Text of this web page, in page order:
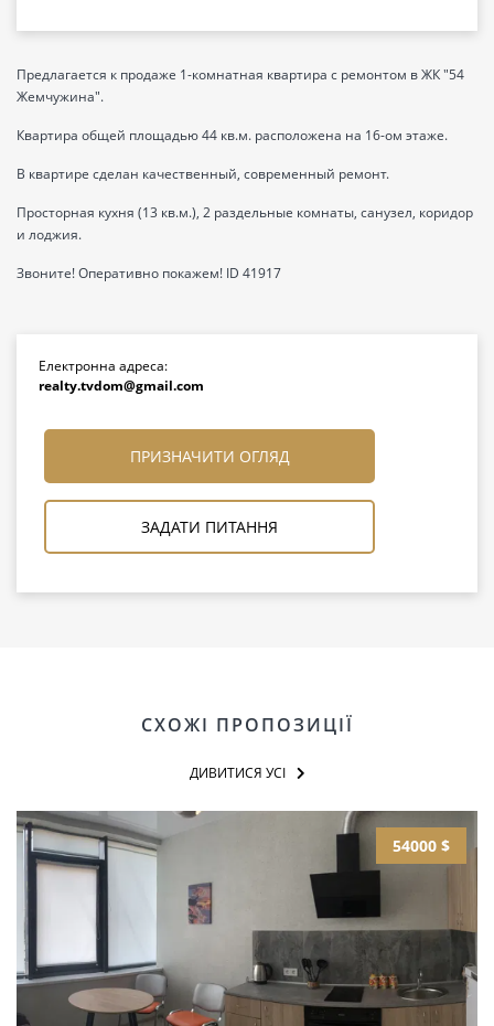
Предлагается к продаже 1-комнатная квартира с ремонтом в ЖК "54
Жемчужина".
Квартира общей площадью 44 кв.м. расположена на 16-ом этаже.
В квартире сделан качественный, современный ремонт.
Просторная кухня (13 кв.м.), 2 раздельные комнаты, санузел, коридор
и лоджия.
Звоните! Оперативно покажем! ID 41917
Електронна адреса:
realty.tvdom@gmail.com
ПРИЗНАЧИТИ ОГЛЯД
ЗАДАТИ ПИТАННЯ
СХОЖІ ПРОПОЗИЦІЇ
ДИВИТИСЯ УСІ
54000 $